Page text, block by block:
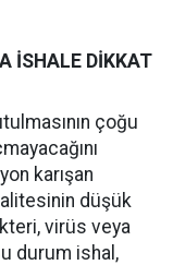
İSHALE DİKKAT
çoğu
karışan
düşük
virüs veya
durum ishal,